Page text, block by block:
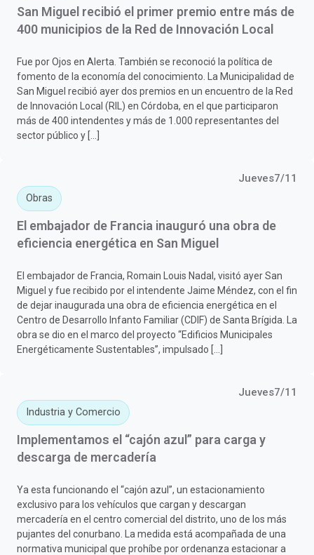
San Miguel recibió el primer premio entre más de
400 municipios de la Red de Innovación Local
Fue por Ojos en Alerta. También se reconoció la política de
fomento de la economía del conocimiento. La Municipalidad de
San Miguel recibió ayer dos premios en un encuentro de la Red
de Innovación Local (RIL) en Córdoba, en el que participaron
más de 400 intendentes y más de 1.000 representantes del
sector público y […]
Jueves7/11
Obras
El embajador de Francia inauguró una obra de
eficiencia energética en San Miguel
El embajador de Francia, Romain Louis Nadal, visitó ayer San
Miguel y fue recibido por el intendente Jaime Méndez, con el fin
de dejar inaugurada una obra de eficiencia energética en el
Centro de Desarrollo Infanto Familiar (CDIF) de Santa Brígida. La
obra se dio en el marco del proyecto “Edificios Municipales
Energéticamente Sustentables”, impulsado […]
Jueves7/11
Industria y Comercio
Implementamos el “cajón azul” para carga y
descarga de mercadería
Ya esta funcionando el “cajón azul”, un estacionamiento
exclusivo para los vehículos que cargan y descargan
mercadería en el centro comercial del distrito, uno de los más
pujantes del conurbano. La medida está acompañada de una
normativa municipal que prohíbe por ordenanza estacionar a